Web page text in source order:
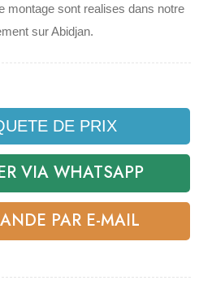
montage sont realises dans notre
sur Abidjan.
DE PRIX
VIA WHATSAPP
PAR E-MAIL